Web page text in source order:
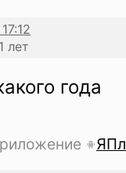
лет
года